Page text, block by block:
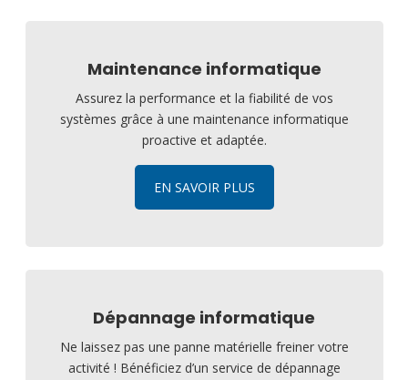
Maintenance informatique
Assurez la performance et la fiabilité de vos
systèmes grâce à une maintenance informatique
proactive et adaptée.
EN SAVOIR PLUS
Dépannage informatique
Ne laissez pas une panne matérielle freiner votre
activité ! Bénéficiez d’un service de dépannage